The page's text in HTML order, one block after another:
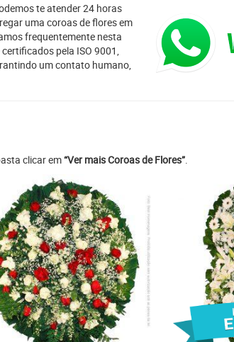
te atender 24 horas
uma coroas de flores em
frequentemente nesta
pela ISO 9001,
um contato humano,
clicar em“Ver mais Coroas de Flores”.